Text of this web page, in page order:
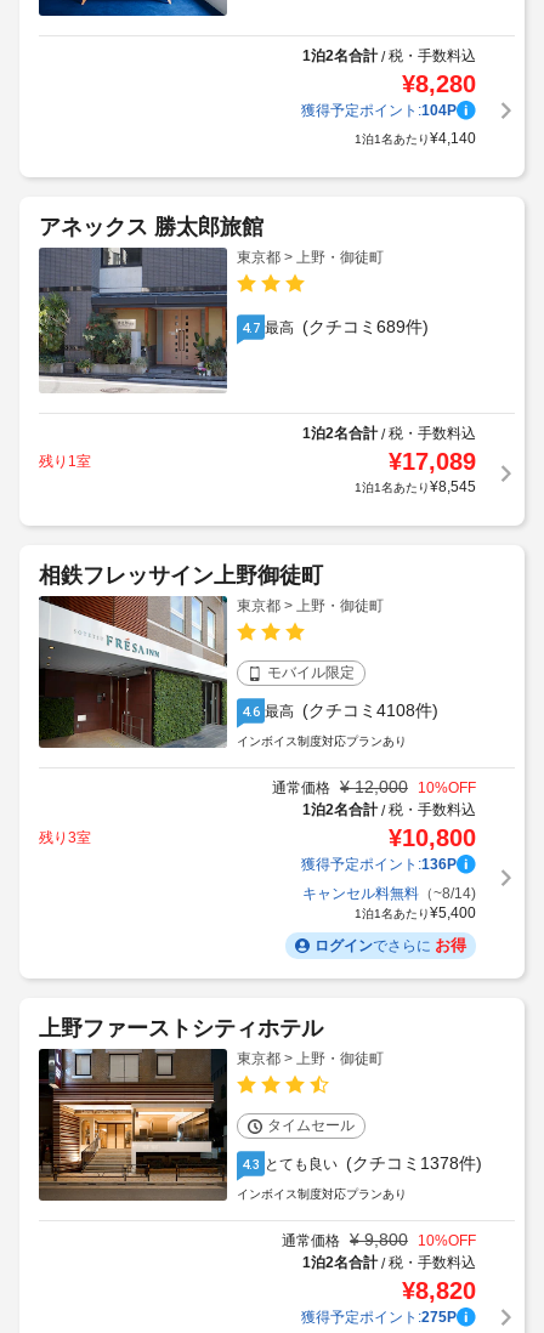
1泊2名合計/税・手数料込
¥8,280
獲得予定ポイント:104P
1泊1名あたり¥4,140
アネックス 勝太郎旅館
東京都 > 上野・御徒町
4.7 最高 (クチコミ689件)
1泊2名合計/税・手数料込
残り1室
¥17,089
1泊1名あたり¥8,545
相鉄フレッサイン上野御徒町
東京都 > 上野・御徒町
モバイル限定
4.6 最高 (クチコミ4108件)
インボイス制度対応プランあり
通常価格 ¥ 12,000 10%OFF
1泊2名合計/税・手数料込
残り3室
¥10,800
獲得予定ポイント:136P
キャンセル料無料（~8/14)
1泊1名あたり¥5,400
ログインでさらに お得
上野ファーストシティホテル
東京都 > 上野・御徒町
タイムセール
4.3 とても良い (クチコミ1378件)
インボイス制度対応プランあり
通常価格 ¥ 9,800 10%OFF
1泊2名合計/税・手数料込
¥8,820
獲得予定ポイント:275P